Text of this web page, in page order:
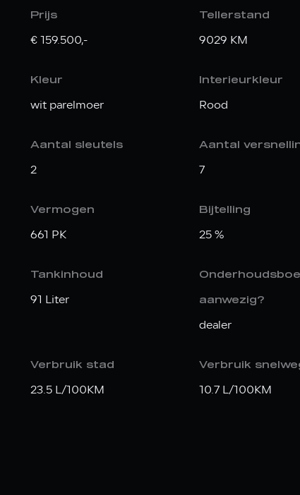
Prijs
€ 159.500,-
Tellerstand
9029 KM
Kleur
wit parelmoer
Interieurkleur
Rood
Aantal sleutels
2
Aantal
7
Vermogen
661 PK
Bijtelling
25 %
Tankinhoud
91 Liter aanwezig?
dealer
Verbruik stad
23.5 L/100KM
Verbruik
10.7 L/100KM